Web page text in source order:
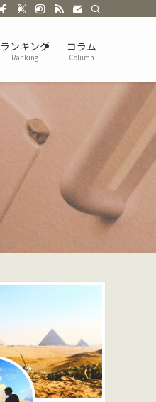
ランキング
Ranking
コラム
Column